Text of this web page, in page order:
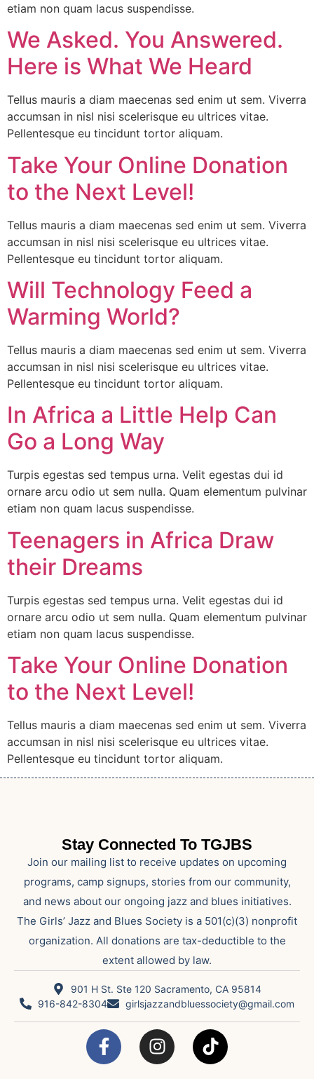
etiam non quam lacus suspendisse.
We Asked. You Answered.
Here is What We Heard
Tellus mauris a diam maecenas sed enim ut sem. Viverra
accumsan in nisl nisi scelerisque eu ultrices vitae.
Pellentesque eu tincidunt tortor aliquam.
Take Your Online Donation
to the Next Level!
Tellus mauris a diam maecenas sed enim ut sem. Viverra
accumsan in nisl nisi scelerisque eu ultrices vitae.
Pellentesque eu tincidunt tortor aliquam.
Will Technology Feed a
Warming World?
Tellus mauris a diam maecenas sed enim ut sem. Viverra
accumsan in nisl nisi scelerisque eu ultrices vitae.
Pellentesque eu tincidunt tortor aliquam.
In Africa a Little Help Can
Go a Long Way
Turpis egestas sed tempus urna. Velit egestas dui id
ornare arcu odio ut sem nulla. Quam elementum pulvinar
etiam non quam lacus suspendisse.
Teenagers in Africa Draw
their Dreams
Turpis egestas sed tempus urna. Velit egestas dui id
ornare arcu odio ut sem nulla. Quam elementum pulvinar
etiam non quam lacus suspendisse.
Take Your Online Donation
to the Next Level!
Tellus mauris a diam maecenas sed enim ut sem. Viverra
accumsan in nisl nisi scelerisque eu ultrices vitae.
Pellentesque eu tincidunt tortor aliquam.
Stay Connected To TGJBS
Join our mailing list to receive updates on upcoming
programs, camp signups, stories from our community,
and news about our ongoing jazz and blues initiatives.
The Girls’ Jazz and Blues Society is a 501(c)(3) nonprofit
organization. All donations are tax-deductible to the
extent allowed by law.
901 H St. Ste 120 Sacramento, CA 95814
916-842-8304
girlsjazzandbluessociety@gmail.com